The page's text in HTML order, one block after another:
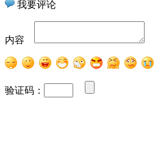
我要评论
内容
验证码：